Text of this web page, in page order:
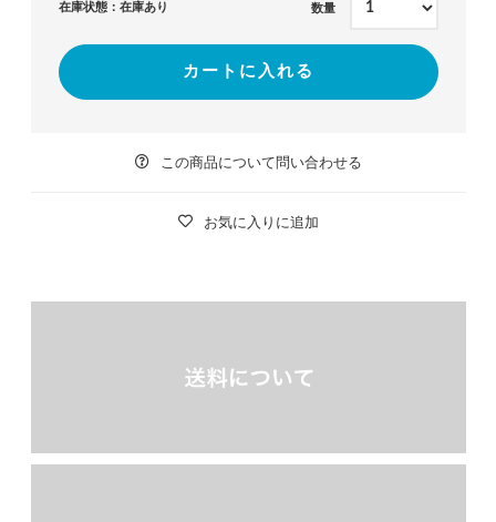
在庫状態：在庫あり 数量
カートに入れる
この商品について問い合わせる
お気に入りに追加